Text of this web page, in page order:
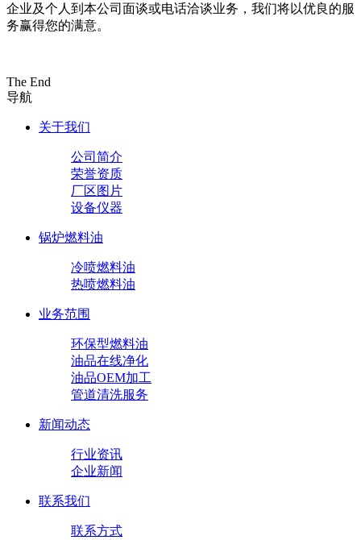
企业及个人到本公司面谈或电话洽谈业务，我们将以优良的服
务赢得您的满意。
The End
导航
关于我们
公司简介
荣誉资质
厂区图片
设备仪器
锅炉燃料油
冷喷燃料油
热喷燃料油
业务范围
环保型燃料油
油品在线净化
油品OEM加工
管道清洗服务
新闻动态
行业资讯
企业新闻
联系我们
联系方式